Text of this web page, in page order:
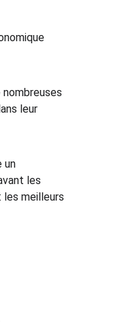
leur
un
les
meilleurs